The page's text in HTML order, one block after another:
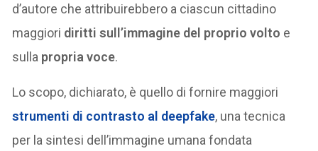
d’autore che attribuirebbero a ciascun cittadino
maggiori diritti sull’immagine del proprio volto e
sulla propria voce.
Lo scopo, dichiarato, è quello di fornire maggiori
strumenti di contrasto al deepfake, una tecnica
per la sintesi dell’immagine umana fondata